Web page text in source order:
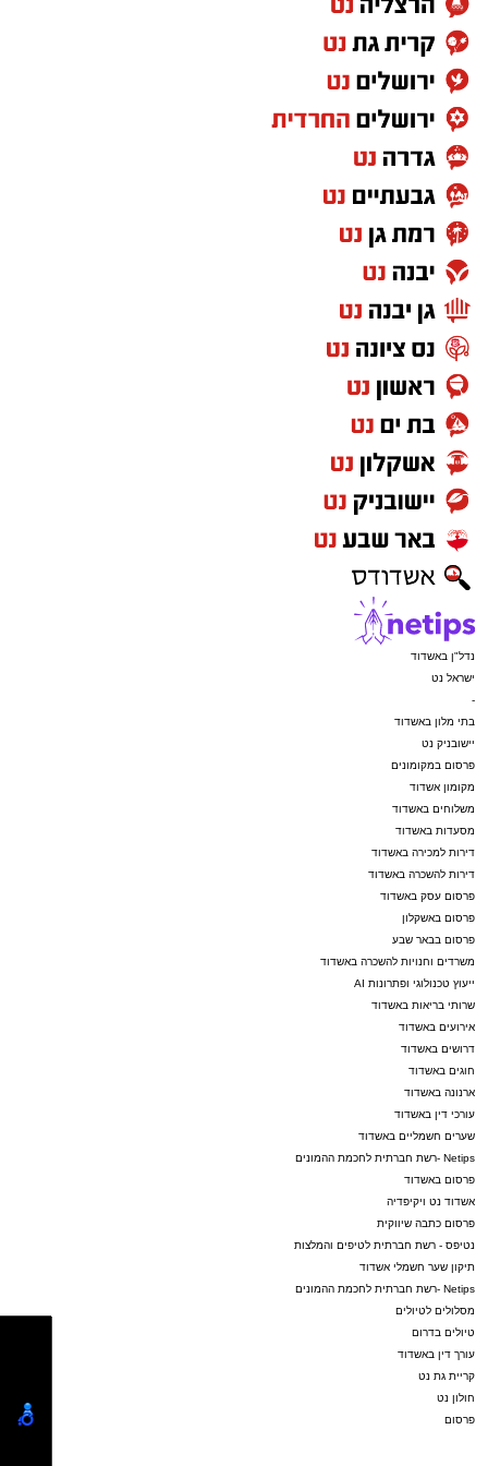
בעקבות האירוע, בארגון "ידידים" שבים ופונים
להורים בקריאה חד-משמעית להקפיד לשאת
עליהם את מפתח הרכב בכל רגע נתון ולא
להשאירו בידי ילדים קטנים ללא השגחה. במקרה
חירום של נעילת רכב, יש ליצור קשר מיידי עם
מוקד ידידים בטלפון
מעוניינים להגיב? לדווח ? צרו איתנו קשר במייל -
ASHDODS@ISNET.CO.IL
נדל"ן באשדוד
ישראל נט
-
בתי מלון באשדוד
יישובניק נט
פרסום במקומונים
מקומון אשדוד
משלוחים באשדוד
מסעדות באשדוד
דירות למכירה באשדוד
דירות להשכרה באשדוד
פרסום עסק באשדוד
פרסום באשקלון
פרסום בבאר שבע
משרדים וחנויות להשכרה באשדוד
ייעוץ טכנולוגי ופתרונות AI
שרותי בריאות באשדוד
אירועים באשדוד
דרושים באשדוד
חוגים באשדוד
ארנונה באשדוד
עורכי דין באשדוד
שערים חשמליים באשדוד
Netips -רשת חברתית לחכמת ההמונים
פרסום באשדוד
אשדוד נט ויקיפדיה
פרסום כתבה שיווקית
נטיפס - רשת חברתית לטיפים והמלצות
תיקון שער חשמלי אשדוד
Netips -רשת חברתית לחכמת ההמונים
מסלולים לטיולים
טיולים בדרום
עורך דין באשדוד
קריית גת נט
חולון נט
פרסום